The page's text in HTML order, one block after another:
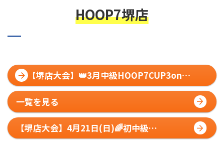
HOOP7堺店
【堺店大会】👑3月中級HOOP7CUP3on3
👑大会レポート
一覧を見る
【堺店大会】4月21日(日)🌈初中級
HOOP7CUP🌈エントリー受付開始💫